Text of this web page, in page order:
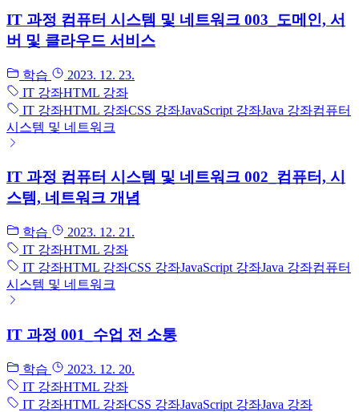
IT 과정 컴퓨터 시스템 및 네트워크 003_도메인, 서
버 및 클라우드 서비스
학습
2023. 12. 23.
IT 강좌HTML 강좌
IT 강좌HTML 강좌CSS 강좌JavaScript 강좌Java 강좌컴퓨터
시스템 및 네트워크
IT 과정 컴퓨터 시스템 및 네트워크 002_컴퓨터, 시
스템, 네트워크 개념
학습
2023. 12. 21.
IT 강좌HTML 강좌
IT 강좌HTML 강좌CSS 강좌JavaScript 강좌Java 강좌컴퓨터
시스템 및 네트워크
IT 과정 001_수업 전 소통
학습
2023. 12. 20.
IT 강좌HTML 강좌
IT 강좌HTML 강좌CSS 강좌JavaScript 강좌Java 강좌